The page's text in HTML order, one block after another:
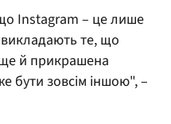
Instagram – це лише
те, що
й прикрашена
бути зовсім іншою", –